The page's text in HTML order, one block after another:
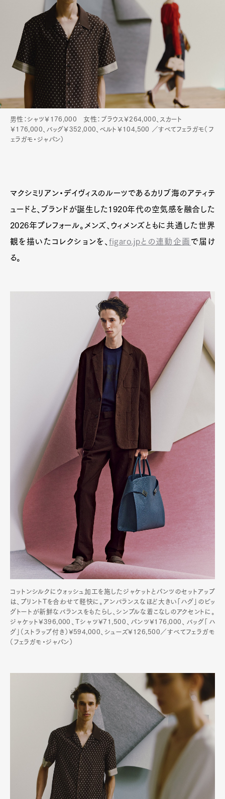
ProductCultureLifestyle
Pen Membership
Magazine
Pen Meet
Pen international
男性：シャツ￥176,000 女性：ブラウス￥264,000、スカート
￥176,000、バッグ￥352,000、ベルト￥104,500 ／すべてフェラガモ（フ
ェラガモ・ジャパン）
マクシミリアン・デイヴィスのルーツであるカリブ海のアティテ
ュードと、ブランドが誕生した1920年代の空気感を融合した
2026年プレフォール。メンズ、ウィメンズともに共通した世界
観を描いたコレクションを、figaro.jpとの連動企画 で届け
る。
コットンシルクにウォッシュ加工を施したジャケットとパンツのセットアップ
は、プリントTを合わせて軽快に。アンバランスなほど大きい「ハグ」のビッ
グトートが新鮮なバランスをもたらし、シンプルな着こなしのアクセントに。
ジャケット¥396,000、Tシャツ¥71,500、パンツ¥176,000、バッグ「ハ
グ」（ストラップ付き）¥594,000、シューズ¥126,500／すべてフェラガモ
（フェラガモ・ジャパン）